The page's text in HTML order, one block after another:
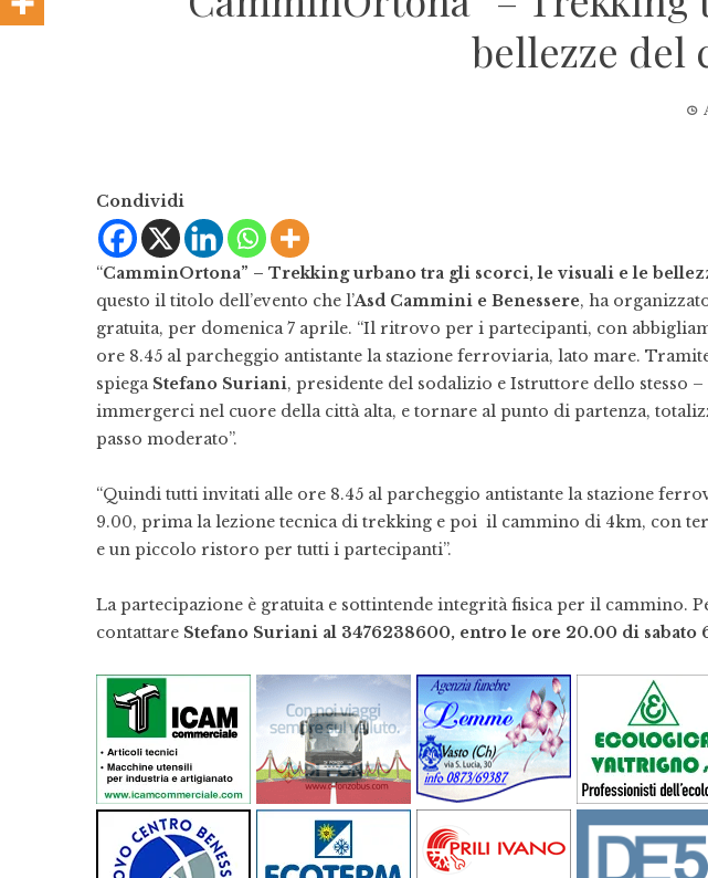
bellezze del
Condividi
“CamminOrtona” – Trekking urbano tra gli scorci, le visuali e le
questo il titolo dell’evento che l’Asd Cammini e Benessere, ha
gratuita, per domenica 7 aprile. “Il ritrovo per i partecipanti, con
ore 8.45 al parcheggio antistante la stazione ferroviaria, lato mare.
spiega Stefano Suriani, presidente del sodalizio e Istruttore dello stesso
immergerci nel cuore della città alta, e tornare al punto di partenza,
passo moderato”.
“Quindi tutti invitati alle ore 8.45 al parcheggio antistante la stazione
9.00, prima la lezione tecnica di trekking e poi il cammino di 4km, con
e un piccolo ristoro per tutti i partecipanti”.
La partecipazione è gratuita e sottintende integrità fisica per il cammino.
contattare Stefano Suriani al 3476238600, entro le ore 20.00 di sabato